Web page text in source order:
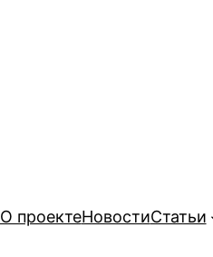
О проектеНовостиСтатьи